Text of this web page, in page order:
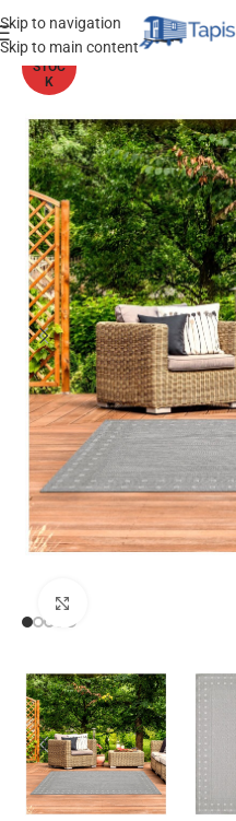
Skip to navigation
Skip to main content
HORS
STOC
K